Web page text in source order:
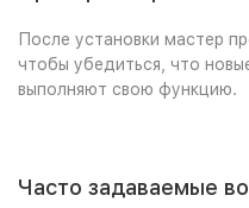
После установки мастер
чтобы убедиться, что
выполняют свою функцию.
Часто задаваемые